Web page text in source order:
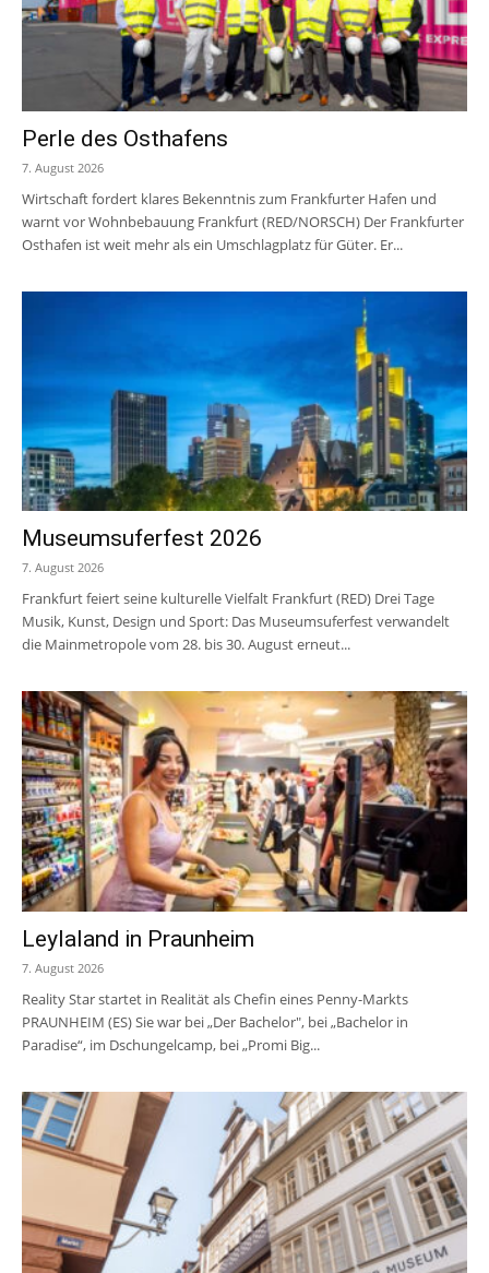
Perle des Osthafens
7. August 2026
Wirtschaft fordert klares Bekenntnis zum Frankfurter Hafen und
warnt vor Wohnbebauung Frankfurt (RED/NORSCH) Der Frankfurter
Osthafen ist weit mehr als ein Umschlagplatz für Güter. Er...
Museumsuferfest 2026
7. August 2026
Frankfurt feiert seine kulturelle Vielfalt Frankfurt (RED) Drei Tage
Musik, Kunst, Design und Sport: Das Museumsuferfest verwandelt
die Mainmetropole vom 28. bis 30. August erneut...
Leylaland in Praunheim
7. August 2026
Reality Star startet in Realität als Chefin eines Penny-Markts
PRAUNHEIM (ES) Sie war bei „Der Bachelor", bei „Bachelor in
Paradise“, im Dschungelcamp, bei „Promi Big...